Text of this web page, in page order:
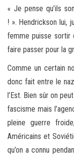
« Je pense qu’ils
! ». Hendrickson lui,
femme puisse sortir
faire passer pour la
Comme un certain
donc fait entre le
l’Est. Bien sûr on
fascisme mais
pleine guerre
Américains et
qu’on a connu